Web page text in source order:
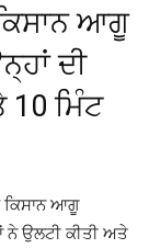
ਆਗੂ
ਦੀ
ਮਿੰਟ
ਕਿਸਾਨ ਆਗੂ
ਨੇ ਉਲਟੀ ਕੀਤੀ ਅਤੇ